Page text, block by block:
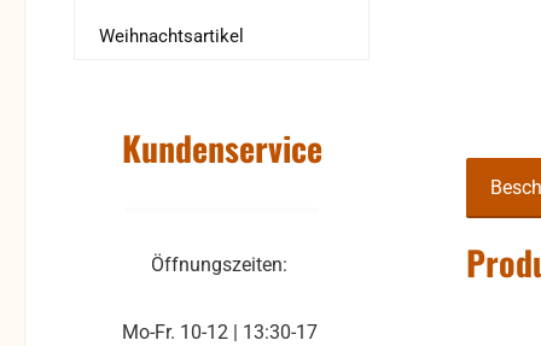
Weihnachtsartikel
Kundenservice
Öffnungszeiten:
Mo-Fr. 10-12 | 13:30-17